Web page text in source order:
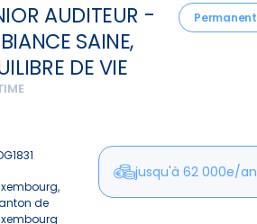
AUDITEUR -
SAINE,
DE VIE
Permanent
de
jusqu'à 62 000e/an